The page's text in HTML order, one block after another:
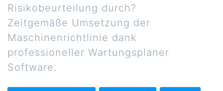
Risikobeurteilung durch?
Zeitgemäße Umsetzung der
Maschinenrichtlinie dank
professioneller Wartungsplaner
Software.